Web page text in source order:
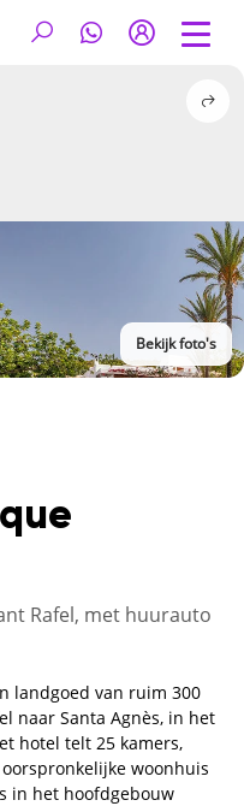
Bekijk foto's
Rafel, met huurauto
landgoed van ruim 300
naar Santa Agnès, in het
hotel telt 25 kamers,
woonhuis
in het hoofdgebouw